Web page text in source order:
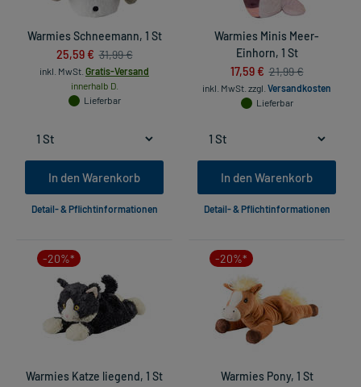
Warmies Schneemann, 1 St
25,59 € 31,99 €
inkl. MwSt. Gratis-Versand
innerhalb D.
Lieferbar
In den Warenkorb
Detail- & Pflichtinformationen
Warmies Minis Meer-
Einhorn, 1 St
17,59 € 21,99 €
inkl. MwSt. zzgl. Versandkosten
Lieferbar
In den Warenkorb
Detail- & Pflichtinformationen
-20%*
Warmies Katze liegend, 1 St
-20%*
Warmies Pony, 1 St